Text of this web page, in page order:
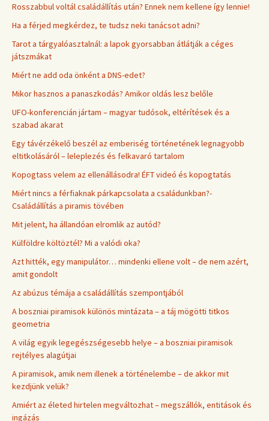
Rosszabbul voltál családállítás után? Ennek nem kellene így lennie!
Ha a férjed megkérdez, te tudsz neki tanácsot adni?
Tarot a tárgyalóasztalnál: a lapok gyorsabban átlátják a céges
játszmákat
Miért ne add oda önként a DNS-edet?
Mikor hasznos a panaszkodás? Amikor oldás lesz belőle
UFO-konferencián jártam – magyar tudósok, eltérítések és a
szabad akarat
Egy távérzékelő beszél az emberiség történetének legnagyobb
eltitkolásáról – leleplezés és felkavaró tartalom
Kopogtass velem az ellenállásodra! ÉFT videó és kopogtatás
Miért nincs a férfiaknak párkapcsolata a családunkban?-
Családállítás a piramis tövében
Mit jelent, ha állandóan elromlik az autód?
Külföldre költöztél? Mi a valódi oka?
Azt hitték, egy manipulátor… mindenki ellene volt – de nem azért,
amit gondolt
Az abúzus témája a családállítás szempontjából
A boszniai piramisok különös mintázata – a táj mögötti titkos
geometria
A világ egyik legegészségesebb helye – a boszniai piramisok
rejtélyes alagútjai
A piramisok, amik nem illenek a történelembe – de akkor mit
kezdjünk velük?
Amiért az életed hirtelen megváltozhat – megszállók, entitások és
ingázás